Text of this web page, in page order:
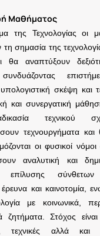
Μαθήματος
της Τεχνολογίας οι
τη σημασία της
θα αναπτύξουν
υπολογιστική σκέψη
και συνεργατική
τεχνικού
τεχνουργήματα
οι φυσικοί
αναλυτική και
επίλυσης
και καινοτομία,
με κοινωνικά,
ζητήματα. Στόχος
τεχνικές αλλά και